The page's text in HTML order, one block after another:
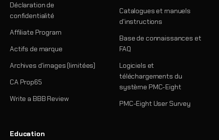
Déclaration de
confidentialité
Affiliate Program
Actifs de marque
Archives d'images (limitées)
CA Prop65
Write a BBB Review
Catalogues et manuels
d'instructions
Base de connaissances et
FAQ
Logiciels et
téléchargements du
système PMC-Eight
PMC-Eight User Survey
Education